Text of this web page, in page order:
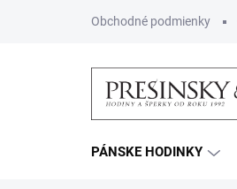
Obchodné podmienky
PÁNSKE HODINKY